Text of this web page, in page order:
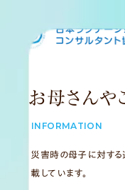
お母さん
INFORMATION
災害時の母子に対す
載しています。